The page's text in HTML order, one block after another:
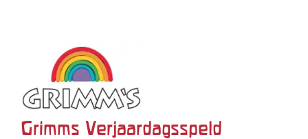
Grimms Verjaardagsspeld